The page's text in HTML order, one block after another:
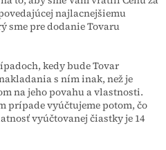
najlacnejšiemu
sme pre dodanie Tovaru
kedy bude Tovar
s ním inak, než je
na jeho povahu a vlastnosti.
prípade vyúčtujeme potom, čo
vyúčtovanej čiastky je 14